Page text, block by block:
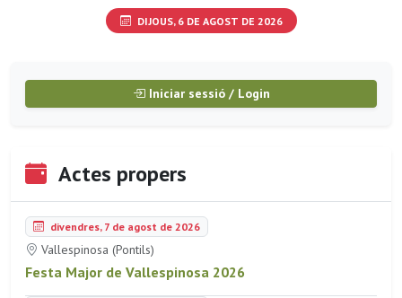
DIJOUS, 6 DE AGOST DE 2026
Iniciar sessió / Login
Actes propers
divendres, 7 de agost de 2026
Vallespinosa (Pontils)
Festa Major de Vallespinosa 2026